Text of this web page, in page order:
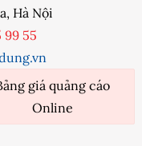
Hà Nội
99 55
giá quảng cáo
Online